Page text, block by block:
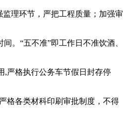
理环节，严把工程质量；加强审
。“五不准”即工作日不准饮酒、
,严格执行公务车节假日封存停
格各类材科印刷审批制度，不得